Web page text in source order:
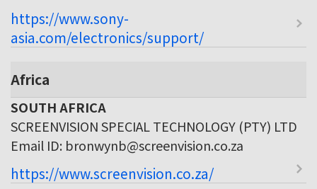
https://www.sony-
asia.com/electronics/support/
Africa
SOUTH AFRICA
SCREENVISION SPECIAL TECHNOLOGY (PTY) LTD
Email ID: bronwynb@screenvision.co.za
https://www.screenvision.co.za/